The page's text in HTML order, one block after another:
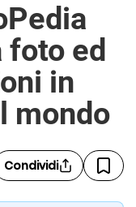
foto ed
in
mondo
Condividi